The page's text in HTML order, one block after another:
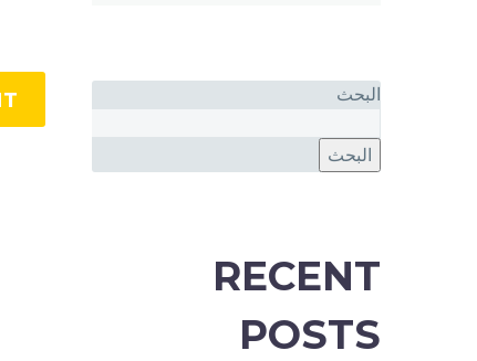
البحث
البحث
RECENT
POSTS